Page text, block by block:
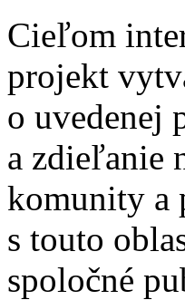
Cieľom
projekt
o uvedenej
a zdieľanie
komunity a
s touto
spoločné